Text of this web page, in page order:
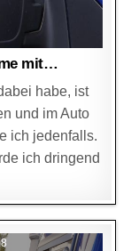
mit…
habe, ist
und im Auto
ich jedenfalls.
ich dringend